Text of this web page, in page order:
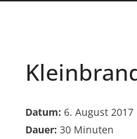
Datum: 6. August
Dauer: 30 Minuten